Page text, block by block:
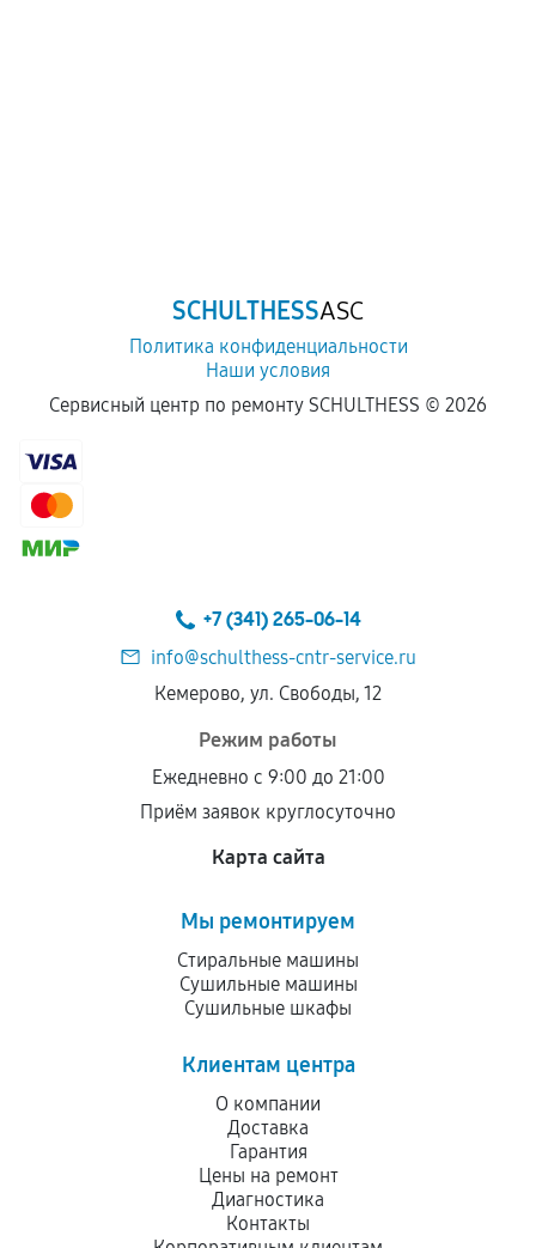
SCHULTHESSASC
Политика конфиденциальности
Наши условия
Сервисный центр по ремонту SCHULTHESS © 2026
+7 (341) 265-06-14
info@schulthess-cntr-service.ru
Кемерово, ул. Свободы, 12
Режим работы
Ежедневно с 9:00 до 21:00
Приём заявок круглосуточно
Карта сайта
Мы ремонтируем
Стиральные машины
Сушильные машины
Сушильные шкафы
Клиентам центра
О компании
Доставка
Гарантия
Цены на ремонт
Диагностика
Контакты